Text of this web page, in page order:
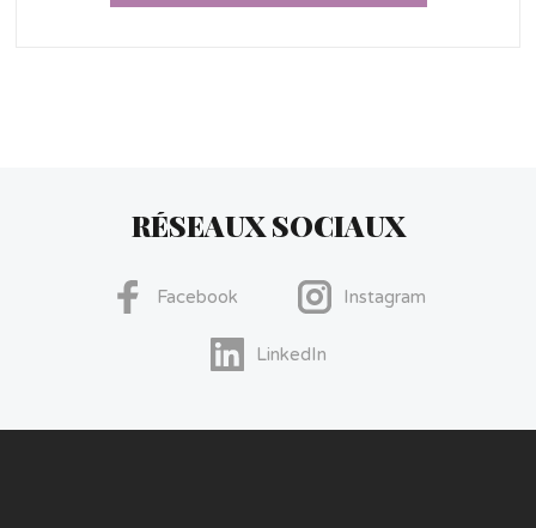
RÉSEAUX SOCIAUX
Facebook Instagram
LinkedIn